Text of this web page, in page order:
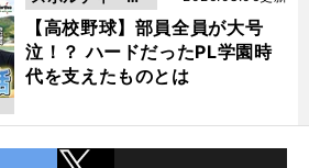
【高校野球】部員全員が大号
泣！？ ハードだったPL学園時
代を支えたものとは
動画